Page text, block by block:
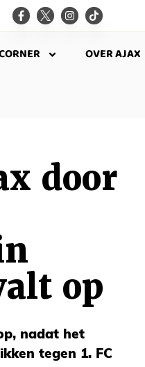
OVER AJAX
door
op
nadat het
tegen 1. FC